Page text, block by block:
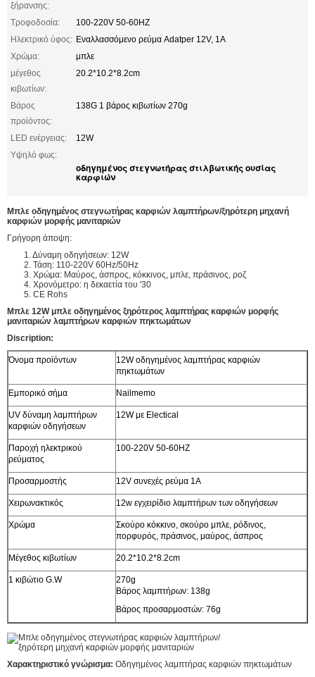
ξήρανσης:
Τροφοδοσία:
100-220V 50-60HZ
Ηλεκτρικό ύφος: Εναλλασσόμενο ρεύμα Adatper 12V, 1A
Χρώμα:
μπλε
μέγεθος
κιβωτίων:
20.2*10.2*8.2cm
Βάρος
προϊόντος:
138G 1 βάρος κιβωτίων 270g
LED ενέργειας:
12W
Υψηλό φως:
οδηγημένος στεγνωτήρας στιλβωτικής ουσίας
καρφιών
Μπλε οδηγημένος στεγνωτήρας καρφιών λαμπτήρων/ξηρότερη μηχανή
καρφιών μορφής μανιταριών
Γρήγορη άποψη:
1. Δύναμη οδηγήσεων: 12W
2. Τάση: 110-220V 60Hz/50Hz
3. Χρώμα: Μαύρος, άσπρος, κόκκινος, μπλε, πράσινος, ροζ
4. Χρονόμετρο: η δεκαετία του '30
5. CE Rohs
Μπλε 12W μπλε οδηγημένος ξηρότερος λαμπτήρας καρφιών μορφής
μανιταριών λαμπτήρων καρφιών πηκτωμάτων
Discription:
Όνομα προϊόντων
12W οδηγημένος λαμπτήρας καρφιών
πηκτωμάτων
Εμπορικό σήμα Nailmemo
UV δύναμη λαμπτήρων
καρφιών οδηγήσεων
12W με Electical
Παροχή ηλεκτρικού
ρεύματος
100-220V 50-60HZ
Προσαρμοστής 12V συνεχές ρεύμα 1A
Χειρωνακτικός 12w εγχειρίδιο λαμπτήρων των οδηγήσεων
Χρώμα
Σκούρο κόκκινο, σκούρο μπλε, ρόδινος,
πορφυρός, πράσινος, μαύρος, άσπρος
Μέγεθος κιβωτίων 20.2*10.2*8.2cm
1 κιβώτιο G.W
270g
Βάρος λαμπτήρων: 138g
Βάρος προσαρμοστών: 76g
Χαρακτηριστικό γνώρισμα: Οδηγημένος λαμπτήρας καρφιών πηκτωμάτων